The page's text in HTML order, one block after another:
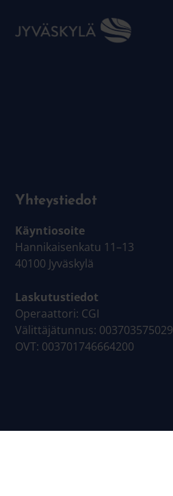
Yhteystiedot
Käyntiosoite
Hannikaisenkatu 11–13
40100 Jyväskylä
Laskutustiedot
Operaattori: CGI
Välittäjätunnus: 003703575029
OVT: 003701746664200